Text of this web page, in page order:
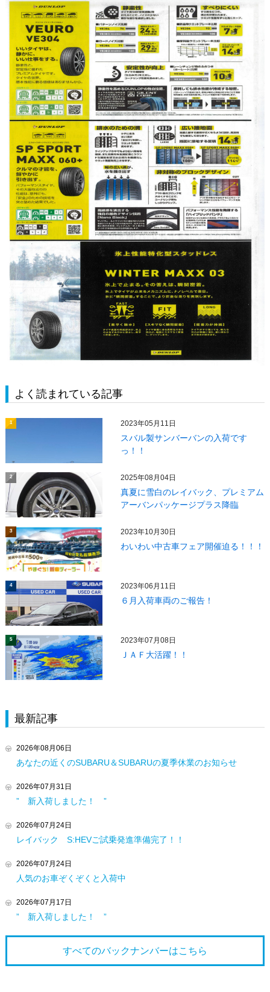
よく読まれている記事
1 2023年05月11日
スバル製サンバーバンの入荷です
っ！！
2 2025年08月04日
真夏に雪白のレイバック、プレミアム
アーバンパッケージプラス降臨
3 2023年10月30日
わいわい中古車フェア開催迫る！！！
4 2023年06月11日
６月入荷車両のご報告！
5 2023年07月08日
ＪＡＦ大活躍！！
最新記事
2026年08月06日
あなたの近くのSUBARU＆SUBARUの夏季休業のお知らせ
2026年07月31日
” 新入荷しました！ ”
2026年07月24日
レイバック S:HEVご試乗発進準備完了！！
2026年07月24日
人気のお車ぞくぞくと入荷中
2026年07月17日
” 新入荷しました！ ”
すべてのバックナンバーはこちら